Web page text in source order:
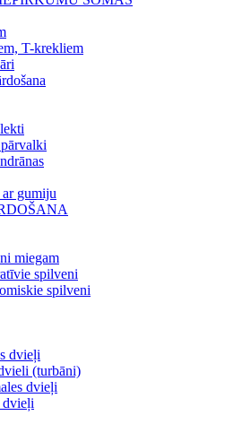
T-krekliem
pārvalki
ar gumiju
miegam
spilveni
spilveni
dvieļi
(turbāni)
dvieļi
dvieļi